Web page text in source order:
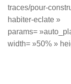
traces/pour-
habiter-eclate »
params=
width= »50% »